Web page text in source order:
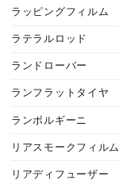
ラッピングフィルム
ラテラルロッド
ランドローバー
ランフラットタイヤ
ランボルギーニ
リアスモークフィルム
リアディフューザー